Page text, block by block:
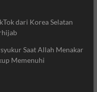
dari Korea Selatan
Saat Allah Menakar
Memenuhi